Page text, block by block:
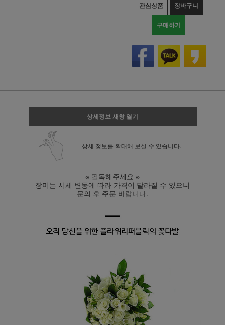
관심상품 장바구니
구매하기
상세정보 새창 열기
상세 정보를 확대해 보실 수 있습니다.
※ 필독해주세요 ※
장미는 시세 변동에 따라 가격이 달라질 수 있으니
문의 후 주문 바랍니다.